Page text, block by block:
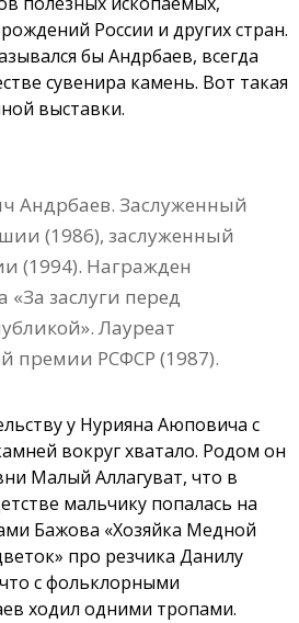
России и других стран.
бы Андрбаев, всегда
сувенира камень. Вот такая
выставки.
Андрбаев. Заслуженный
(1986), заслуженный
(1994). Награжден
заслуги перед
Лауреат
премии РСФСР (1987).
у Нурияна Аюповича с
вокруг хватало. Родом он
Малый Аллагуват, что в
мальчику попалась на
Бажова «Хозяйка Медной
про резчика Данилу
с фольклорными
ходил одними тропами.